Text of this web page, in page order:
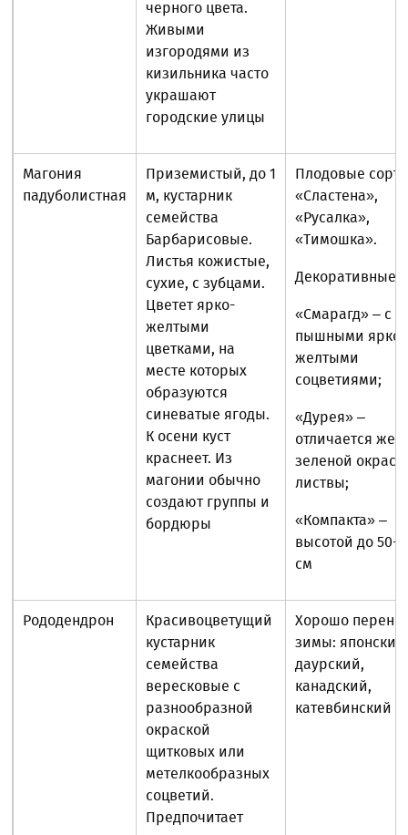
черного цвета.
Живыми
изгородями из
кизильника часто
украшают
городские улицы
Магония
падуболистная
Приземистый, до 1
м, кустарник
семейства
Барбарисовые.
Листья кожистые,
сухие, с зубцами.
Цветет ярко-
желтыми
цветками, на
месте которых
образуются
синеватые ягоды.
К осени куст
краснеет. Из
магонии обычно
создают группы и
бордюры
Плодовые
«Сластена»,
«Русалка»,
«Тимошка».
Декоративные:
«Смарагд» – с
пышными ярко-
желтыми
соцветиями;
«Дурея» –
отличается
зеленой
листвы;
«Компакта» –
высотой до 50-
см
Рододендрон
Красивоцветущий
кустарник
семейства
вересковые с
разнообразной
окраской
щитковых или
метелкообразных
соцветий.
Предпочитает
Хорошо
зимы:
даурский,
канадский,
катевбинский